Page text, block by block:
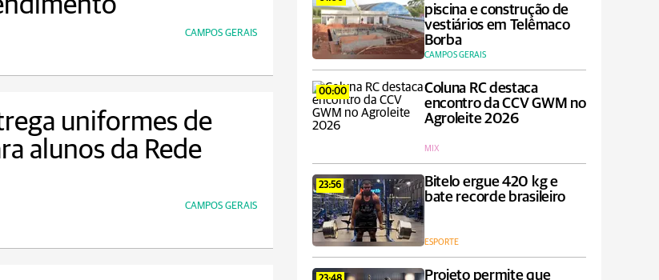
CAMPOS GERAIS
uniformes de
alunos da Rede
CAMPOS GERAIS
piscina e construção de
vestiários em Telêmaco
Borba
CAMPOS GERAIS
00:00
Coluna RC destaca
encontro da CCV GWM no
Agroleite 2026
MIX
23:56
Bitelo ergue 420 kg e
bate recorde brasileiro
ESPORTE
Projeto permite que